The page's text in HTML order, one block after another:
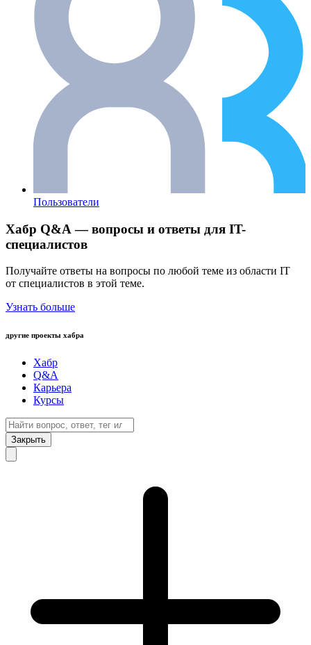
Пользователи
Хабр Q&A — вопросы и ответы для IT-
специалистов
Получайте ответы на вопросы по любой теме из области IT
от специалистов в этой теме.
Узнать больше
другие проекты хабра
Хабр
Q&A
Карьера
Курсы
Закрыть